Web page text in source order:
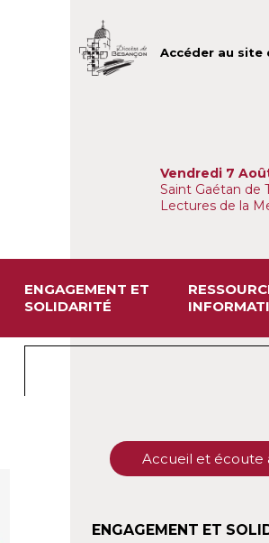
Accéder au site
Vendredi 7
Saint Gaétan de
Lectures de la
ENGAGEMENT ET
SOLIDARITÉ
Accueil et écoute
ENGAGEMENT ET